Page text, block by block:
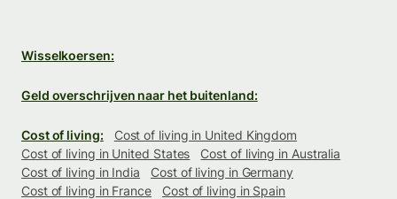
Wisselkoersen:
Geld overschrijven naar het buitenland:
Cost of living:
Cost of living in United Kingdom
Cost of living in United States
Cost of living in Australia
Cost of living in India
Cost of living in Germany
Cost of living in France
Cost of living in Spain